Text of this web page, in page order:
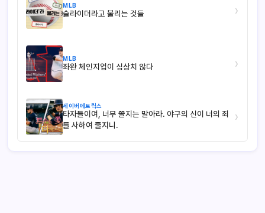
MLB
슬라이더라고 불리는 것들 ›
MLB
좌완 체인지업이 심상치 않다 ›
세이버메트릭스
타자들이여, 너무 쫄지는 말아라. 야구의 신이 너의 죄
를 사하여 줄지니.
›